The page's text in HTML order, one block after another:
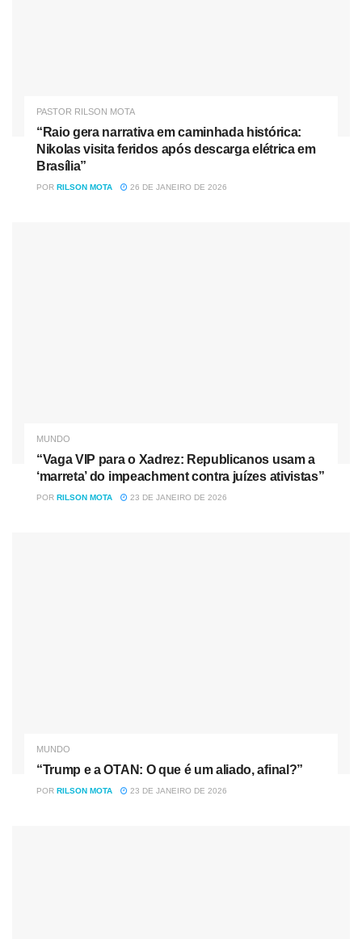
PASTOR RILSON MOTA
“Raio gera narrativa em caminhada histórica:
Nikolas visita feridos após descarga elétrica em
Brasília”
POR RILSON MOTA 26 DE JANEIRO DE 2026
MUNDO
“Vaga VIP para o Xadrez: Republicanos usam a
‘marreta’ do impeachment contra juízes ativistas”
POR RILSON MOTA 23 DE JANEIRO DE 2026
MUNDO
“Trump e a OTAN: O que é um aliado, afinal?”
POR RILSON MOTA 23 DE JANEIRO DE 2026